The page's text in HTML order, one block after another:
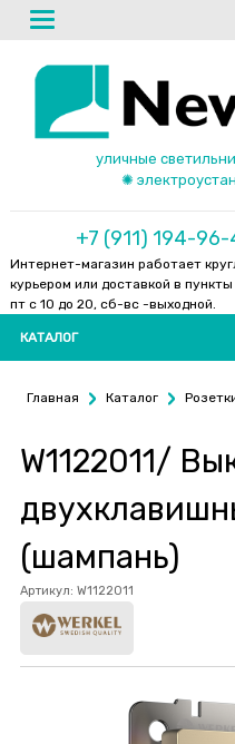
уличные
✺
+7 (911) 194-
Интернет-магазин работает
курьером или доставкой в
пт с 10 до 20, сб-вс -выходной.
КАТАЛОГ
Главная Каталог
W1122011/
(шампань)
Артикул: W1122011